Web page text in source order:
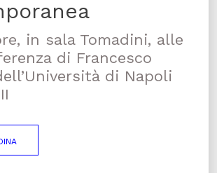
in sala Tomadini, alle
di Francesco
di Napoli